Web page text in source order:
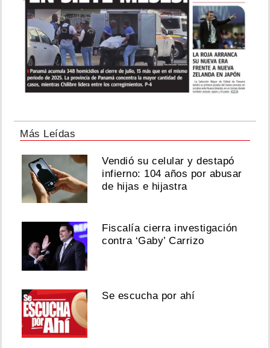
Diego
De
Obaldía
y
Mafe
Achurra
se
2026
compartirá
contenido
exclusivo
en
Fanova
07,
2026
Más Leídas
Vendió su celular y destapó
infierno: 104 años por abusar
de hijas e hijastra
Fiscalía cierra investigación
contra ‘Gaby’ Carrizo
Se escucha por ahí